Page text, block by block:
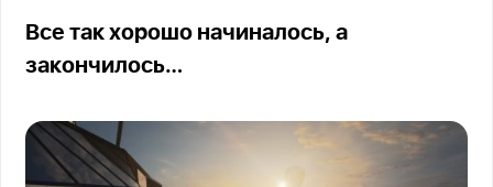
Все так хорошо начиналось, а
закончилось…